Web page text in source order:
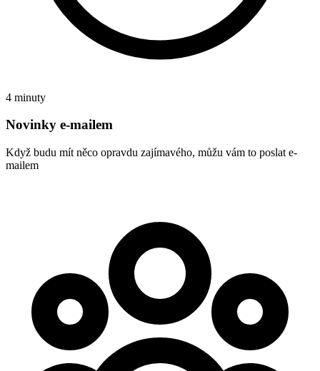
4 minuty
Novinky e-mailem
Když budu mít něco opravdu zajímavého, můžu vám to poslat e-
mailem